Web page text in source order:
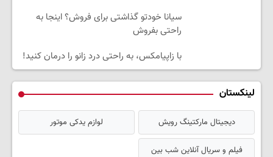
سیانا خودتو گذاشتی برای فروش؟ اینجا به
راحتی بفروش
با زاپیامکس، به راحتی درد زانو را درمان کنید!
لینکستان
دیجیتال مارکتینگ رویش لوازم یدکی موتور
فیلم و سریال آنلاین شب بین